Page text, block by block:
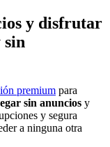
y disfrutar
sin
premium para
sin anuncios y
y segura
a ninguna otra